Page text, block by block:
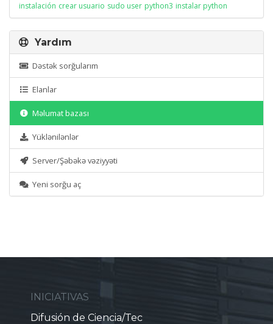
instalación crear usuario sudo user python3 instalar python
Yardım
Dəstək sorğularım
Elanlar
Məlumat bazası
Yüklənilənlər
Server/Şəbəkə vəziyyəti
Yeni sorğu aç
INICIATIVAS
Difusión de Ciencia/Tec